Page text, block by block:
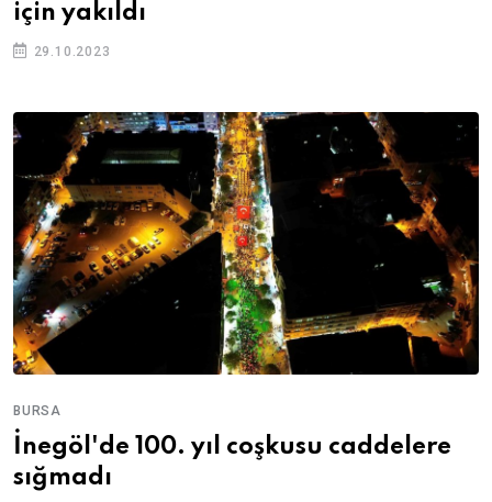
için yakıldı
29.10.2023
BURSA
İnegöl'de 100. yıl coşkusu caddelere
sığmadı